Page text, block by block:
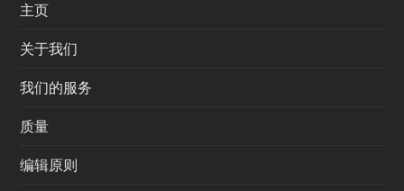
主页
关于我们
我们的服务
质量
编辑原则